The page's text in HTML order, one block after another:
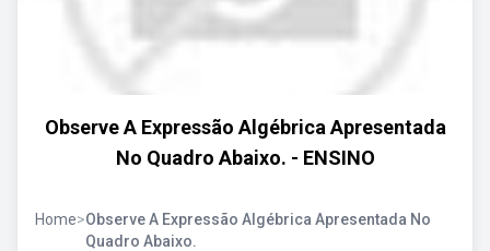
Observe A Expressão Algébrica Apresentada
No Quadro Abaixo. - ENSINO
Home>Observe A Expressão Algébrica Apresentada No
Quadro Abaixo.